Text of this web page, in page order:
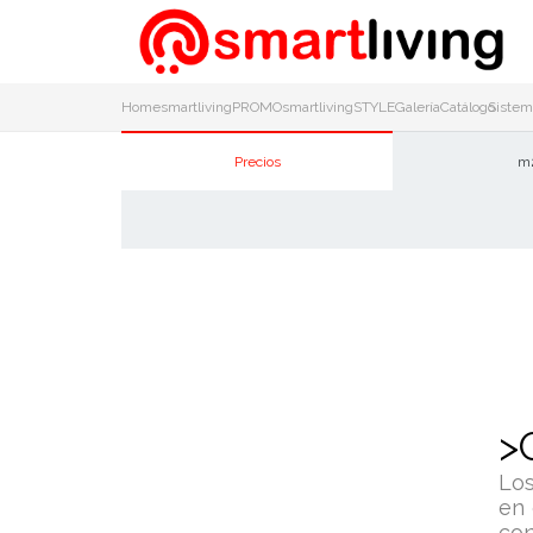
HomesmartlivingPROMOsmartlivingSTYLEGaleríaCatálogo
Precios
en